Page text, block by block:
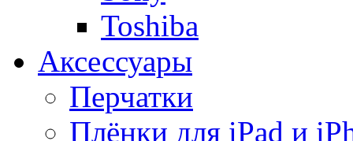
Toshiba
Аксессуары
Перчатки
Плёнки для iPad и